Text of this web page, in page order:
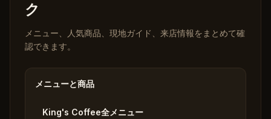
ク
メニュー、人気商品、現地ガイド、来店情報をまとめて確
認できます。
メニューと商品
King's Coffee全メニュー